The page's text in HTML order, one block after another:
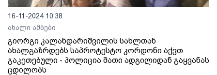
16-11-2024 10:38
ახალი ამბები
გიორგი კალანდარიშვილის სახლთან
ახალგაზრდებს საპროტესტო კორდონი აქვთ
გაკეთებული - პოლიცია მათი ადგილიდან გაყვანას
ცდილობს